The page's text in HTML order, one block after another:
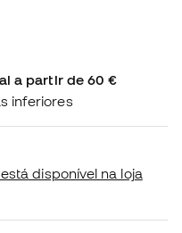
a partir de 60 €
inferiores
disponível na loja